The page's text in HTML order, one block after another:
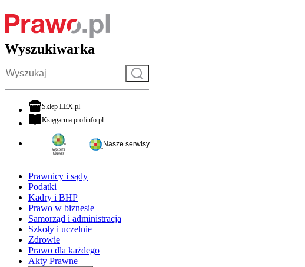
Wyszukiwarka
Szukaj
Sklep LEX.plotwiera się w nowej karcie
Księgarnia profinfo.plotwiera się w nowej karcie
Nasze serwisy
Prawnicy i sądy
Podatki
Kadry i BHP
Prawo w biznesie
Samorząd i administracja
Szkoły i uczelnie
Zdrowie
Prawo dla każdego
Akty Prawne